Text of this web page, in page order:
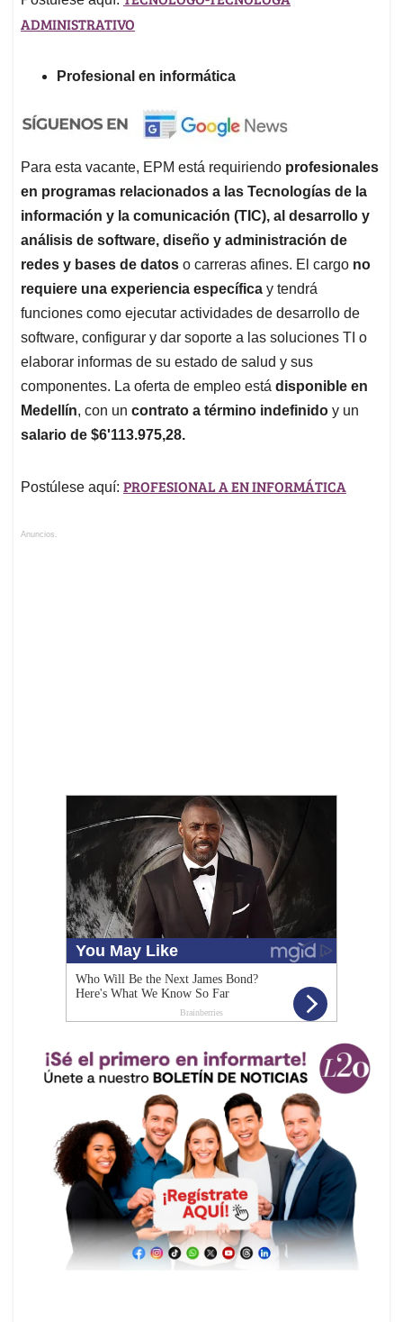
ADMINISTRATIVO
Profesional en informática
Para esta vacante, EPM está requiriendo profesionales
en programas relacionados a las Tecnologías de la
información y la comunicación (TIC), al desarrollo y
análisis de software, diseño y administración de
redes y bases de datos o carreras afines. El cargo no
requiere una experiencia específica y tendrá
funciones como ejecutar actividades de desarrollo de
software, configurar y dar soporte a las soluciones TI o
elaborar informas de su estado de salud y sus
componentes. La oferta de empleo está disponible en
Medellín, con un contrato a término indefinido y un
salario de $6'113.975,28.
Postúlese aquí: PROFESIONAL A EN INFORMÁTICA
Anuncios.